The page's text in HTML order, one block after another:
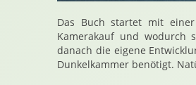
Das Buch startet mit
Kamerakauf und wodurch
danach die eigene
Dunkelkammer benötigt.